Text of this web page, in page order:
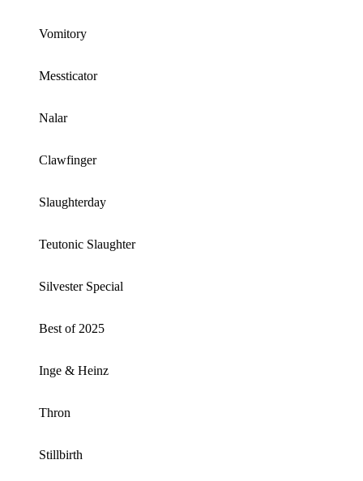
Vomitory
Messticator
Nalar
Clawfinger
Slaughterday
Teutonic Slaughter
Silvester Special
Best of 2025
Inge & Heinz
Thron
Stillbirth